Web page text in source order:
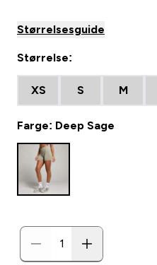
Størrelsesguide
Størrelse:
XS S M
Farge: Deep Sage